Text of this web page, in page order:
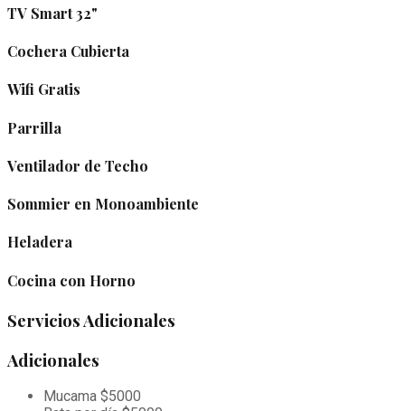
TV Smart 32"​
Cochera Cubierta​
Wifi Gratis​
Parrilla ​
Ventilador de Techo​
Sommier en Monoambiente
Heladera​
Cocina con Horno​
Servicios Adicionales
Adicionales
Mucama $5000